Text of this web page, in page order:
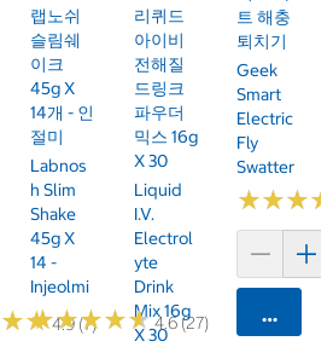
★★
★★4.9 (7)
랩노쉬
슬림쉐
이크
45g X
14개 - 인
절미
Labnos
H Slim
Shake
45g X
14 -
Injeolmi
★★★★★
★★★★★4.6 (27)
리퀴드
아이비
전해질
드링크
파우더
믹스 16g
X 30
Liquid
I.V.
Electrol
Yte
Drink
Mix 16g
X 30
트 해충
퇴치기
Geek
Smart
Electric
Fly
Swatter
★★★
★★★
카트에